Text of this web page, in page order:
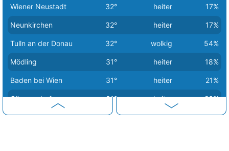
Wiener Neustadt 32° heiter 17%
Neunkirchen 32° heiter 17%
Tulln an der Donau 32° wolkig 54%
Mödling 31° heiter 18%
Baden bei Wien 31° heiter 21%
Gänserndorf 31° heiter 26%
Klosterneuburg 30° Sprühregen 32%